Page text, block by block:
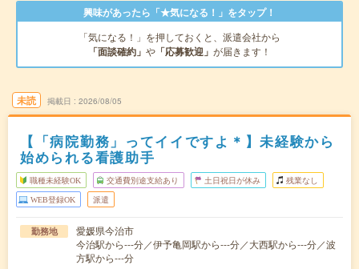
興味があったら「★気になる！」をタップ！
「気になる！」を押しておくと、派遣会社から
「面談確約」 や 「応募歓迎」 が届きます！
未読 掲載日 2026/08/05
【「病院勤務」ってイイですよ＊】未経験から
始められる看護助手
職種未経験OK 交通費別途支給あり 土日祝日が休み 残業なし
WEB登録OK 派遣
勤務地
愛媛県今治市
今治駅から---分／伊予亀岡駅から---分／大西駅から---分／波
方駅から---分